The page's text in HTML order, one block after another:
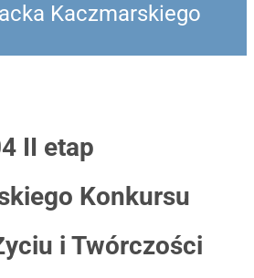
Kaczmarskiego
II etap
Konkursu
i Twórczości